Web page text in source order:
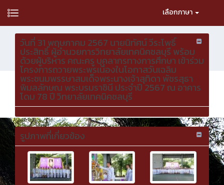
เลือกภาษา
วันที่ 31 พฤษภาคม 2567 นายนิทัศน์ วีระโพธิ์
ประสิทธิ์ ผู้อำนวยการวิทยาลัยเทคนิคชลบุรี พร้อม
ด้วยผู้บริหาร คณะครู บุคลากรทางการศึกษา เข้าร่วม
โครงการถวายพระพรเนื่องในโอกาสวันเฉลิม
พระชนมพรรษาสมเด็จพระนางเจ้าสุทิดา พัชรสุธา
พิมลลักษณ พระบรมราชินี ประจำปี 2567 ณ อาคาร
โดม 78 ปี วิทยาลัยเทคนิคชลบุรี
รูปภาพที่เกี่ยวข้อง